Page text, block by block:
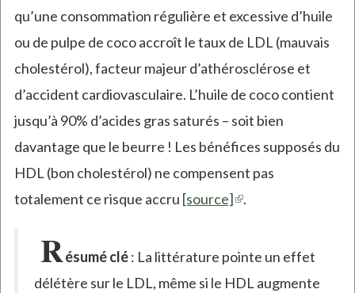
qu’une consommation régulière et excessive d’huile
ou de pulpe de coco accroît le taux de LDL (mauvais
cholestérol), facteur majeur d’athérosclérose et
d’accident cardiovasculaire. L’huile de coco contient
jusqu’à 90% d’acides gras saturés – soit bien
davantage que le beurre ! Les bénéfices supposés du
HDL (bon cholestérol) ne compensent pas
totalement ce risque accru [source](link
external)
.
Résumé clé: La littérature pointe un effet
délétère sur le LDL, même si le HDL augmente